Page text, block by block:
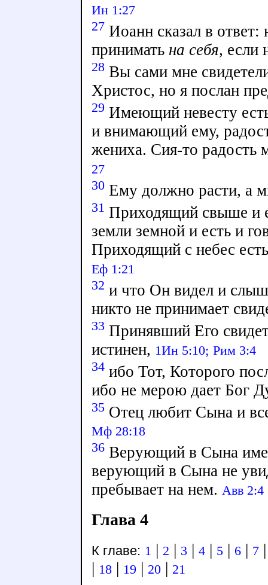
Ин 1:27
27 Иоанн сказал в ответ:
принимать на себя, если
28Вы сами мне
Христос, но я послан
29 Имеющий невесту
и внимающий ему,
жениха. Сия-то радость
27
30Ему должно расти, а
31 Приходящий свыше и
земли земной и есть и
Приходящий с небес
Еф 1:21
32 и что Он видел и
никто не принимает
33 Принявший Его
истинен, 1Ин 5:10; Рим 3:4
34ибо Тот, Которого
ибо не мерою дает Бог
35Отец любит Сына и
Мф 28:18
36Верующий в Сына
верующий в Сына не
пребывает на нем. Авв 2:4
Глава 4
К главе: 1 | 2 | 3 | 4| 5| 6| 7
| 18| 19 | 20| 21